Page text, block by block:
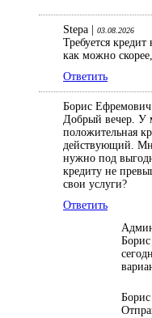
Stepa | 03.08.2026
Требуется
как можно
Ответить
Борис Ефремович
Добрый вечер. У
положительная
действующий.
нужно под
кредиту не
свои услуги?
Ответить